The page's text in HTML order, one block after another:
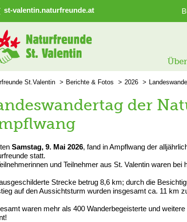
st-valentin.naturfreunde.at
St.Valentin Berichte & Fotos 2026
der
Samstag, 9. Mai 2026, fand in Ampflwang der
statt.
und Teilnehmer aus St. Valentin waren bei
Strecke betrug 8,6 km; durch die
auf den Aussichtsturm wurden insgesamt ca. 11 km
waren mehr als 400 Wanderbegeisterte und